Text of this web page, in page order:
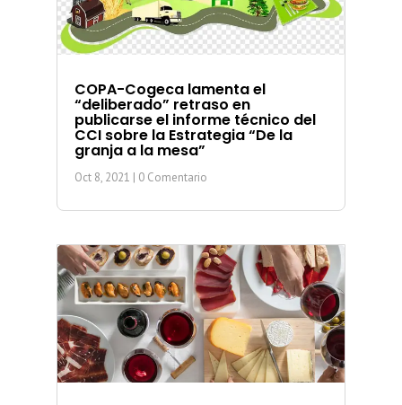
COPA-Cogeca lamenta el
“deliberado” retraso en
publicarse el informe técnico del
CCI sobre la Estrategia “De la
granja a la mesa”
Oct 8, 2021 | 0 Comentario